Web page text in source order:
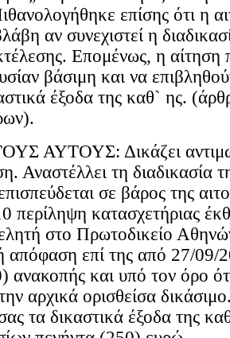
επίσης ότι η
αν συνεχιστεί η
Επομένως, η αίτηση
βάσιμη και να
έξοδα της καθ` ης.
ΑΥΤΟΥΣ: Δικάζει
Αναστέλλει τη διαδικασία
σε βάρος της
κατασχετήριας
στο Πρωτοδικείο
απόφαση επί της από 27/09/
ανακοπής και υπό τον όρο
αρχικά ορισθείσα
τα δικαστικά έξοδα της